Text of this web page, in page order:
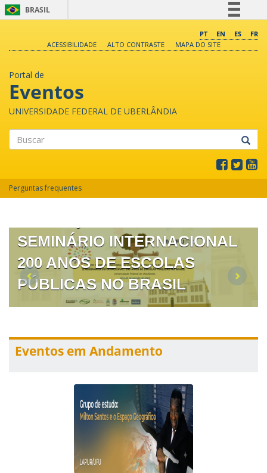
BRASIL
Comunica BR
PT EN ES
FR
ACESSIBILIDADE
ALTO CONTRASTE MAPA DO SITE
Portal de
Eventos
UNIVERSIDADE FEDERAL DE UBERLÂNDIA
Perguntas frequentes
XVII SEMINÁRIO NACIONAL O
UNO E O DIVERSO NA
SEMINÁRIO INTERNACIONAL
200 ANOS DE ESCOLAS
PÚBLICAS NO BRASIL
Eventos em Andamento